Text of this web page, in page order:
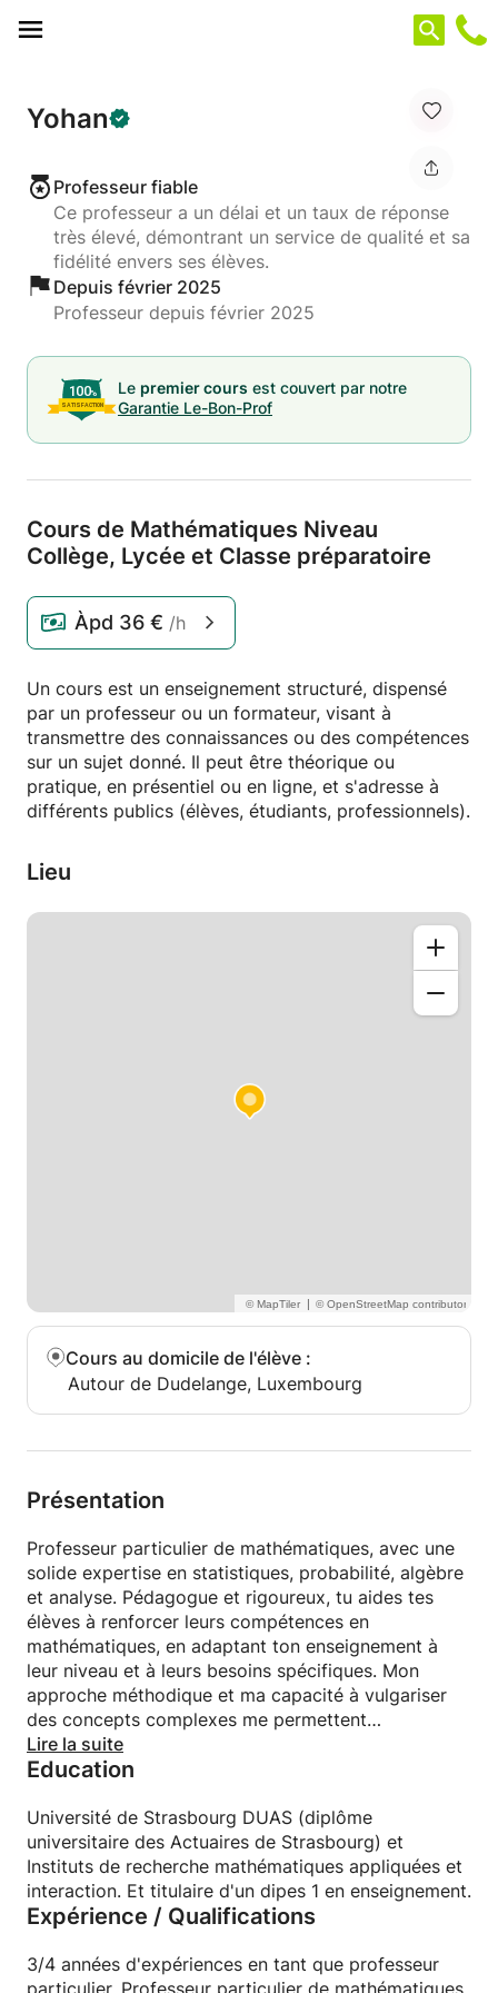
Yohan
Professeur fiable
Ce professeur a un délai et un taux de réponse
très élevé, démontrant un service de qualité et sa
fidélité envers ses élèves.
Depuis février 2025
Professeur depuis février 2025
Le premier cours est couvert par notre
Garantie Le-Bon-Prof
Cours de Mathématiques Niveau
Collège, Lycée et Classe préparatoire
Àpd 36 € /h
Un cours est un enseignement structuré, dispensé
par un professeur ou un formateur, visant à
transmettre des connaissances ou des compétences
sur un sujet donné. Il peut être théorique ou
pratique, en présentiel ou en ligne, et s'adresse à
différents publics (élèves, étudiants, professionnels).
Lieu
|
Cours au domicile de l'élève :
Autour de Dudelange, Luxembourg
Présentation
Professeur particulier de mathématiques, avec une
solide expertise en statistiques, probabilité, algèbre
et analyse. Pédagogue et rigoureux, tu aides tes
élèves à renforcer leurs compétences en
mathématiques, en adaptant ton enseignement à
leur niveau et à leurs besoins spécifiques. Mon
approche méthodique et ma capacité à vulgariser
des concepts complexes me permettent
d’accompagner efficacement des élèves et étudiants
vers la réussite.
Lire la suite
Education
Université de Strasbourg DUAS (diplôme
universitaire des Actuaires de Strasbourg) et
Instituts de recherche mathématiques appliquées et
interaction. Et titulaire d'un dipes 1 en enseignement.
Expérience / Qualifications
3/4 années d'expériences en tant que professeur
particulier. Professeur particulier de mathématiques,